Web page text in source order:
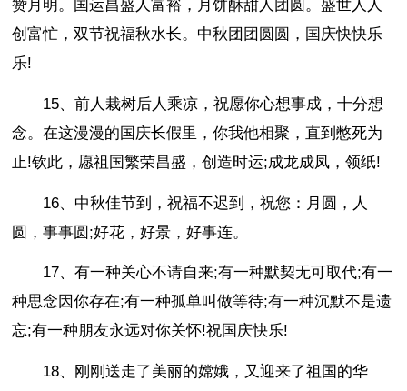
赞月明。国运昌盛人富裕，月饼酥甜人团圆。盛世人人
创富忙，双节祝福秋水长。中秋团团圆圆，国庆快快乐
乐!
15、前人栽树后人乘凉，祝愿你心想事成，十分想
念。在这漫漫的国庆长假里，你我他相聚，直到憋死为
止!钦此，愿祖国繁荣昌盛，创造时运;成龙成凤，领纸!
16、中秋佳节到，祝福不迟到，祝您：月圆，人
圆，事事圆;好花，好景，好事连。
17、有一种关心不请自来;有一种默契无可取代;有一
种思念因你存在;有一种孤单叫做等待;有一种沉默不是遗
忘;有一种朋友永远对你关怀!祝国庆快乐!
18、刚刚送走了美丽的嫦娥，又迎来了祖国的华